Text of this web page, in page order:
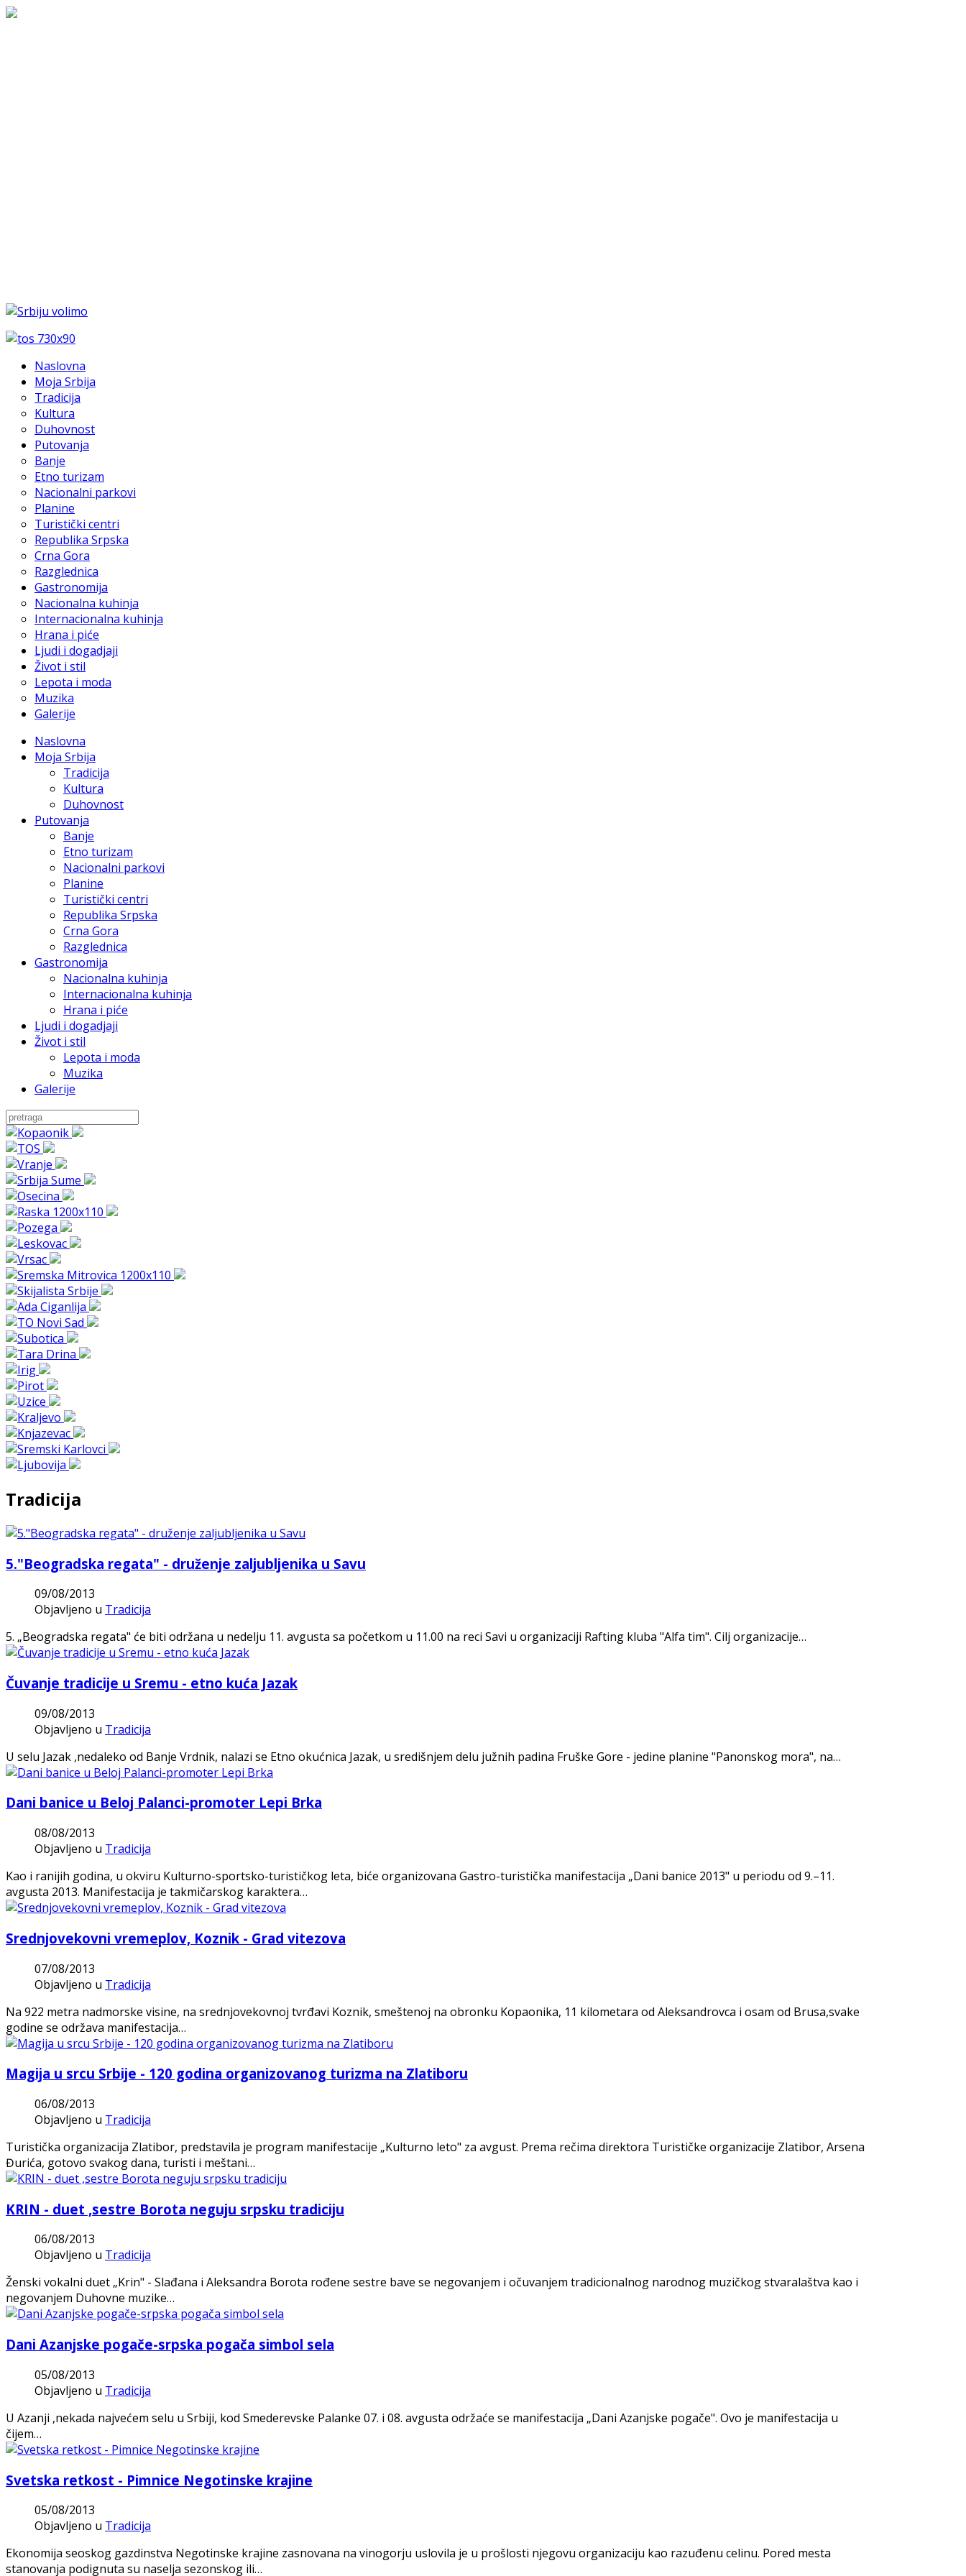
Naslovna
Moja Srbija
Tradicija
Kultura
Duhovnost
Putovanja
Banje
Etno turizam
Nacionalni parkovi
Planine
Turistički centri
Republika Srpska
Crna Gora
Razglednica
Gastronomija
Nacionalna kuhinja
Internacionalna kuhinja
Hrana i piće
Ljudi i dogadjaji
Život i stil
Lepota i moda
Muzika
Galerije
Naslovna
Moja Srbija
Tradicija
Kultura
Duhovnost
Putovanja
Banje
Etno turizam
Nacionalni parkovi
Planine
Turistički centri
Republika Srpska
Crna Gora
Razglednica
Gastronomija
Nacionalna kuhinja
Internacionalna kuhinja
Hrana i piće
Ljudi i dogadjaji
Život i stil
Lepota i moda
Muzika
Galerije
Tradicija
5."Beogradska regata" - druženje zaljubljenika u Savu
09/08/2013
Objavljeno u Tradicija
5. „Beogradska regata" će biti održana u nedelju 11. avgusta sa početkom u 11.00 na reci Savi u organizaciji Rafting kluba "Alfa tim". Cilj organizacije…
Čuvanje tradicije u Sremu - etno kuća Jazak
09/08/2013
Objavljeno u Tradicija
U selu Jazak ,nedaleko od Banje Vrdnik, nalazi se Etno okućnica Jazak, u središnjem delu južnih padina Fruške Gore - jedine planine "Panonskog mora", na…
Dani banice u Beloj Palanci-promoter Lepi Brka
08/08/2013
Objavljeno u Tradicija
Kao i ranijih godina, u okviru Kulturno-sportsko-turističkog leta, biće organizovana Gastro-turistička manifestacija „Dani banice 2013" u periodu od 9.–11.
avgusta 2013. Manifestacija je takmičarskog karaktera…
Srednjovekovni vremeplov, Koznik - Grad vitezova
07/08/2013
Objavljeno u Tradicija
Na 922 metra nadmorske visine, na srednjovekovnoj tvrđavi Koznik, smeštenoj na obronku Kopaonika, 11 kilometara od Aleksandrovca i osam od Brusa,svake
godine se održava manifestacija…
Magija u srcu Srbije - 120 godina organizovanog turizma na Zlatiboru
06/08/2013
Objavljeno u Tradicija
Turistička organizacija Zlatibor, predstavila je program manifestacije „Kulturno leto" za avgust. Prema rečima direktora Turističke organizacije Zlatibor, Arsena
Đurića, gotovo svakog dana, turisti i meštani…
KRIN - duet ,sestre Borota neguju srpsku tradiciju
06/08/2013
Objavljeno u Tradicija
Ženski vokalni duet „Krin" - Slađana i Aleksandra Borota rođene sestre bave se negovanjem i očuvanjem tradicionalnog narodnog muzičkog stvaralaštva kao i
negovanjem Duhovne muzike…
Dani Azanjske pogače-srpska pogača simbol sela
05/08/2013
Objavljeno u Tradicija
U Azanji ,nekada najvećem selu u Srbiji, kod Smederevske Palanke 07. i 08. avgusta održaće se manifestacija „Dani Azanjske pogače". Ovo je manifestacija u
čijem…
Svetska retkost - Pimnice Negotinske krajine
05/08/2013
Objavljeno u Tradicija
Ekonomija seoskog gazdinstva Negotinske krajine zasnovana na vinogorju uslovila je u prošlosti njegovu organizaciju kao razuđenu celinu. Pored mesta
stanovanja podignuta su naselja sezonskog ili…